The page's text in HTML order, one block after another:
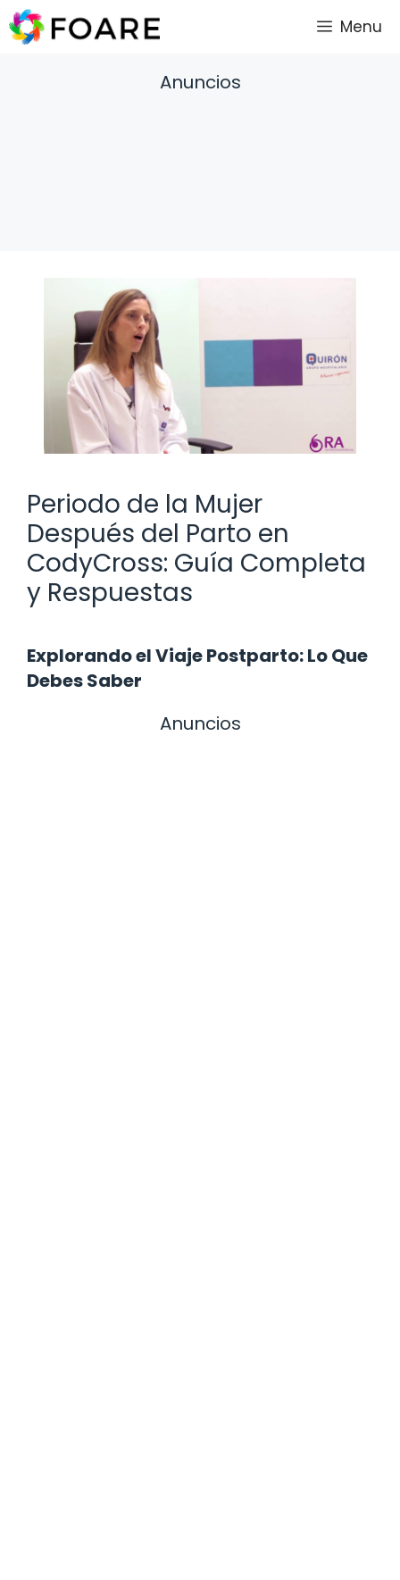
Saltar
al
Menu
Anuncios
Periodo de la Mujer
Después del Parto en
CodyCross: Guía Completa
y Respuestas
Explorando el Viaje Postparto: Lo Que
Debes Saber
Anuncios